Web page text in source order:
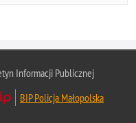
Informacji Publicznej
BIP Policja Małopolska